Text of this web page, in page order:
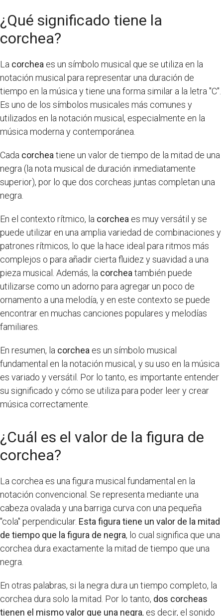
¿Qué significado tiene la
corchea?
La corchea es un símbolo musical que se utiliza en la
notación musical para representar una duración de
tiempo en la música y tiene una forma similar a la letra "C".
Es uno de los símbolos musicales más comunes y
utilizados en la notación musical, especialmente en la
música moderna y contemporánea.
Cada corchea tiene un valor de tiempo de la mitad de una
negra (la nota musical de duración inmediatamente
superior), por lo que dos corcheas juntas completan una
negra.
En el contexto rítmico, la corchea es muy versátil y se
puede utilizar en una amplia variedad de combinaciones y
patrones rítmicos, lo que la hace ideal para ritmos más
complejos o para añadir cierta fluidez y suavidad a una
pieza musical. Además, la corchea también puede
utilizarse como un adorno para agregar un poco de
ornamento a una melodía, y en este contexto se puede
encontrar en muchas canciones populares y melodías
familiares.
En resumen, la corchea es un símbolo musical
fundamental en la notación musical, y su uso en la música
es variado y versátil. Por lo tanto, es importante entender
su significado y cómo se utiliza para poder leer y crear
música correctamente.
¿Cuál es el valor de la figura de
corchea?
La corchea es una figura musical fundamental en la
notación convencional. Se representa mediante una
cabeza ovalada y una barriga curva con una pequeña
"cola" perpendicular. Esta figura tiene un valor de la mitad
de tiempo que la figura de negra, lo cual significa que una
corchea dura exactamente la mitad de tiempo que una
negra.
En otras palabras, si la negra dura un tiempo completo, la
corchea dura solo la mitad. Por lo tanto, dos corcheas
tienen el mismo valor que una negra, es decir, el sonido